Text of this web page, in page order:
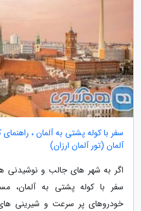
سفر با کوله پشتی به آلمان ،
آلمان (تور آلمان ارزان)
اگر به شهر های جالب و نوشیدنی
سفر با کوله پشتی به آلمان،
خودروهای پر سرعت و شیرینی